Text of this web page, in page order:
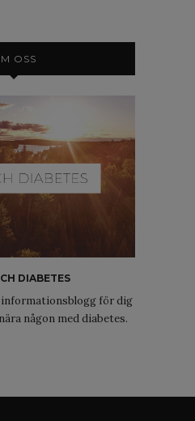
OSS
DIABETES
för dig
någon med diabetes.